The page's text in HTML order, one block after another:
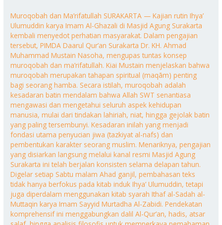
Muroqobah dan Ma’rifatullah SURAKARTA — Kajian rutin Ihya’
Ulumuddin karya Imam Al-Ghazali di Masjid Agung Surakarta
kembali menyedot perhatian masyarakat. Dalam pengajian
tersebut, PIMDA Daarul Qur’an Surakarta Dr. KH. Ahmad
Muhammad Mustain Nasoha, mengupas tuntas konsep
muroqobah dan ma’rifatullah. Kiai Mustain menjelaskan bahwa
muroqobah merupakan tahapan spiritual (maqām) penting
bagi seorang hamba. Secara istilah, muroqobah adalah
kesadaran batin mendalam bahwa Allah SWT senantiasa
mengawasi dan mengetahui seluruh aspek kehidupan
manusia, mulai dari tindakan lahiriah, niat, hingga gejolak batin
yang paling tersembunyi. Kesadaran inilah yang menjadi
fondasi utama penyucian jiwa (tazkiyat al-nafs) dan
pembentukan karakter seorang muslim. Menariknya, pengajian
yang disiarkan langsung melalui kanal resmi Masjid Agung
Surakarta ini telah berjalan konsisten selama delapan tahun.
Digelar setiap Sabtu malam Ahad ganjil, pembahasan teks
tidak hanya berfokus pada kitab induk Ihya’ Ulumuddin, tetapi
juga diperdalam menggunakan kitab syarah Ithaf al-Sadah al-
Muttaqin karya Imam Sayyid Murtadha Al-Zabidi. Pendekatan
komprehensif ini menggabungkan dalil Al-Qur’an, hadis, atsar